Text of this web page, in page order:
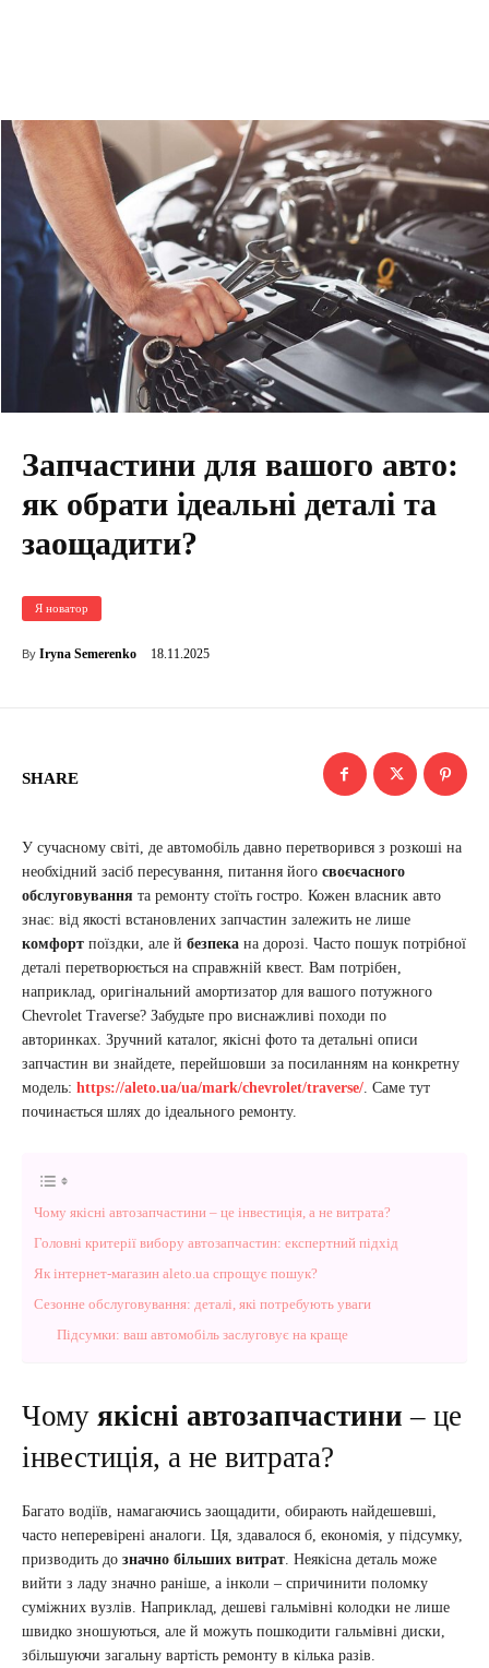
Запчастини для вашого авто:
як обрати ідеальні деталі та
заощадити?
Я новатор
By Iryna Semerenko 18.11.2025
SHARE
У сучасному світі, де автомобіль давно перетворився з розкоші на
необхідний засіб пересування, питання його своєчасного
обслуговування та ремонту стоїть гостро. Кожен власник авто
знає: від якості встановлених запчастин залежить не лише
комфорт поїздки, але й безпека на дорозі. Часто пошук потрібної
деталі перетворюється на справжній квест. Вам потрібен,
наприклад, оригінальний амортизатор для вашого потужного
Chevrolet Traverse? Забудьте про виснажливі походи по
авторинках. Зручний каталог, якісні фото та детальні описи
запчастин ви знайдете, перейшовши за посиланням на конкретну
модель: https://aleto.ua/ua/mark/chevrolet/traverse/. Саме тут
починається шлях до ідеального ремонту.
Чому якісні автозапчастини – це інвестиція, а не витрата?
Головні критерії вибору автозапчастин: експертний підхід
Як інтернет-магазин aleto.ua спрощує пошук?
Сезонне обслуговування: деталі, які потребують уваги
Підсумки: ваш автомобіль заслуговує на краще
Чому якісні автозапчастини – це
інвестиція, а не витрата?
Багато водіїв, намагаючись заощадити, обирають найдешевші,
часто неперевірені аналоги. Ця, здавалося б, економія, у підсумку,
призводить до значно більших витрат. Неякісна деталь може
вийти з ладу значно раніше, а інколи – спричинити поломку
суміжних вузлів. Наприклад, дешеві гальмівні колодки не лише
швидко зношуються, але й можуть пошкодити гальмівні диски,
збільшуючи загальну вартість ремонту в кілька разів.